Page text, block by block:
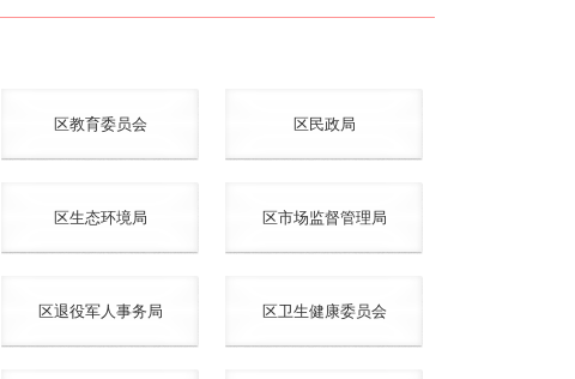
区教育委员会 区民政局
区生态环境局 区市场监督管理局
区退役军人事务局 区卫生健康委员会